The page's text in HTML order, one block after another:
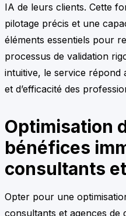
IA de leurs clients. Cette
pilotage précis et une
éléments essentiels pour
processus de validation
intuitive, le service répond
et d’efficacité des
Optimisation
bénéfices
consultants
Opter pour une
consultants et agences de